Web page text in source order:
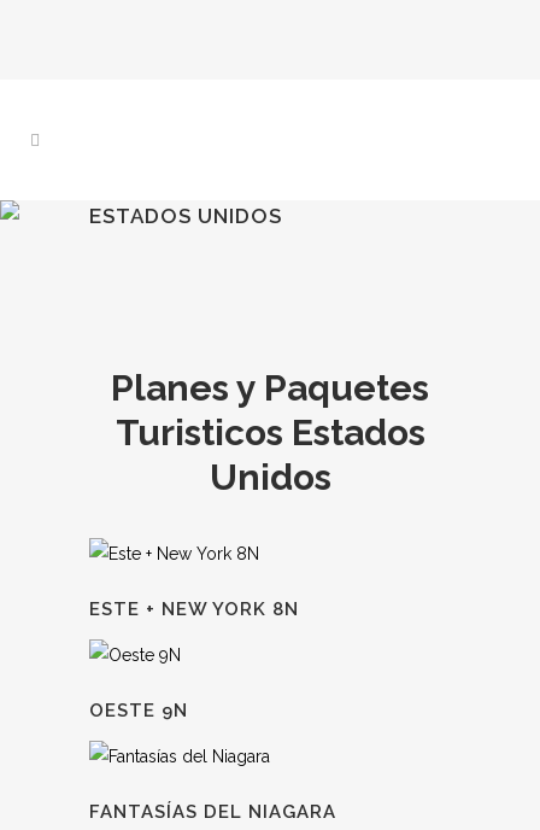
ESTADOS UNIDOS
Planes y Paquetes
Turisticos Estados
Unidos
ESTE + NEW YORK 8N
OESTE 9N
FANTASÍAS DEL NIAGARA